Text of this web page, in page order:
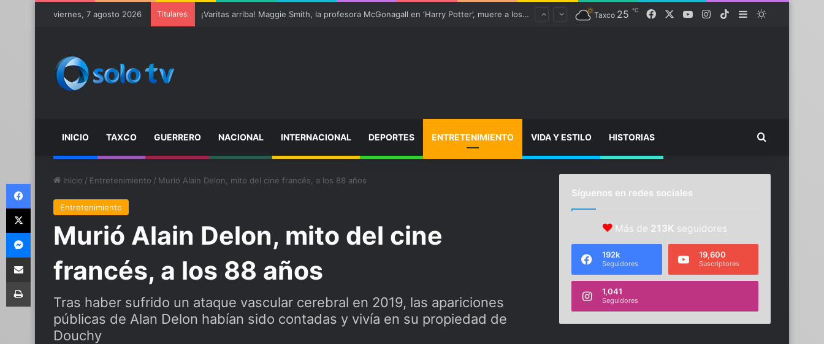
viernes, 7 agosto 2026 Titulares: Ter Stegen operado “satisfactoriamente” de una rotura completa del tendón rotuliano Taxco 25 ℃ FacebookYouTubeInstagram
TikTokSidebarSwitch skin
INICIO TAXCO GUERRERO NACIONAL INTERNACIONAL DEPORTES ENTRETENIMIENTO VIDA Y ESTILO HISTORIAS Buscar...
Inicio / Entretenimiento / Murió Alain Delon, mito del cine francés, a los 88 años
Entretenimiento
Murió Alain Delon, mito del cine
francés, a los 88 años
Tras haber sufrido un ataque vascular cerebral en 2019, las apariciones
públicas de Alan Delon habían sido contadas y vivía en su propiedad de
Douchy
Síguenos en redes sociales
Más de 213K seguidores
192k
Seguidores
19,600
Suscriptores
1,041
Seguidores
Facebook
X
Messenger
Compartir por email
Imprimir